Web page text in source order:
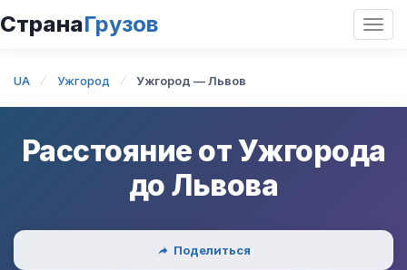
СтранаГрузов
UA Ужгород Ужгород — Львов
Расстояние отУжгорода
до Львова
Поделиться